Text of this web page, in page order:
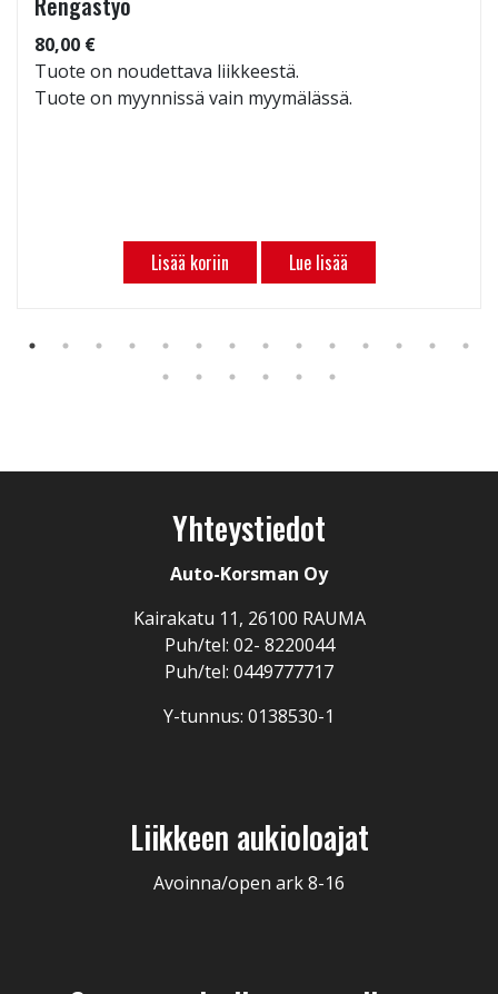
80,00 €
Tuote on noudettava liikkeestä.
Tuote on myynnissä vain myymälässä.
Lisää koriin Lue lisää
Yhteystiedot
Auto-Korsman Oy
Kairakatu 11, 26100 RAUMA
Puh/tel: 02- 8220044
Puh/tel: 0449777717
Y-tunnus: 0138530-1
Liikkeen aukioloajat
Avoinna/open ark 8-16